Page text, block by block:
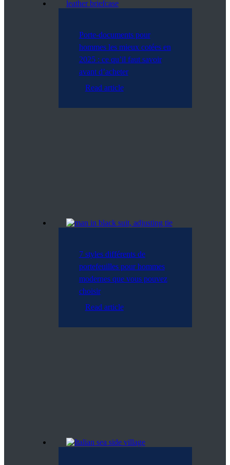
Porte-documents pour
hommes les mieux cotées en
2025 : ce qu’il faut savoir
avant d’acheter
Read article
7 styles différents de
portefeuilles pour hommes
modernes que vous pouvez
choisir
Read article